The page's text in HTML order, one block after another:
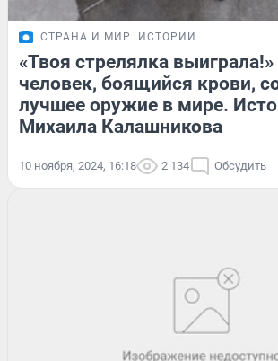
СТРАНА И МИР ИСТОРИИ
«Твоя стрелялка
человек, боящийся крови,
лучшее оружие в мире.
Михаила Калашникова
10 ноября, 2024, 16:18 2 134 Обсудить